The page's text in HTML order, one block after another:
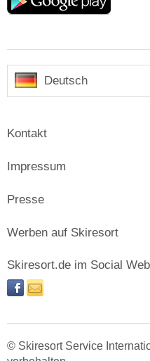
Deutsch
Kontakt
Impressum
Presse
Werben auf Skiresort
Skiresort.de im Social Web
facebooknewsletter
© Skiresort Service